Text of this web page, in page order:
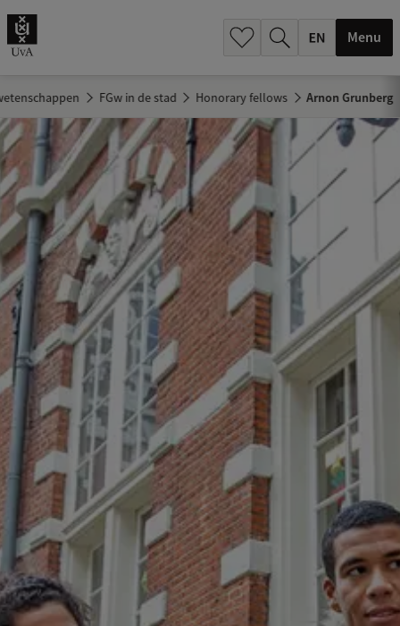
Menu
FGw in de stad Honorary fellows Arnon Grunberg